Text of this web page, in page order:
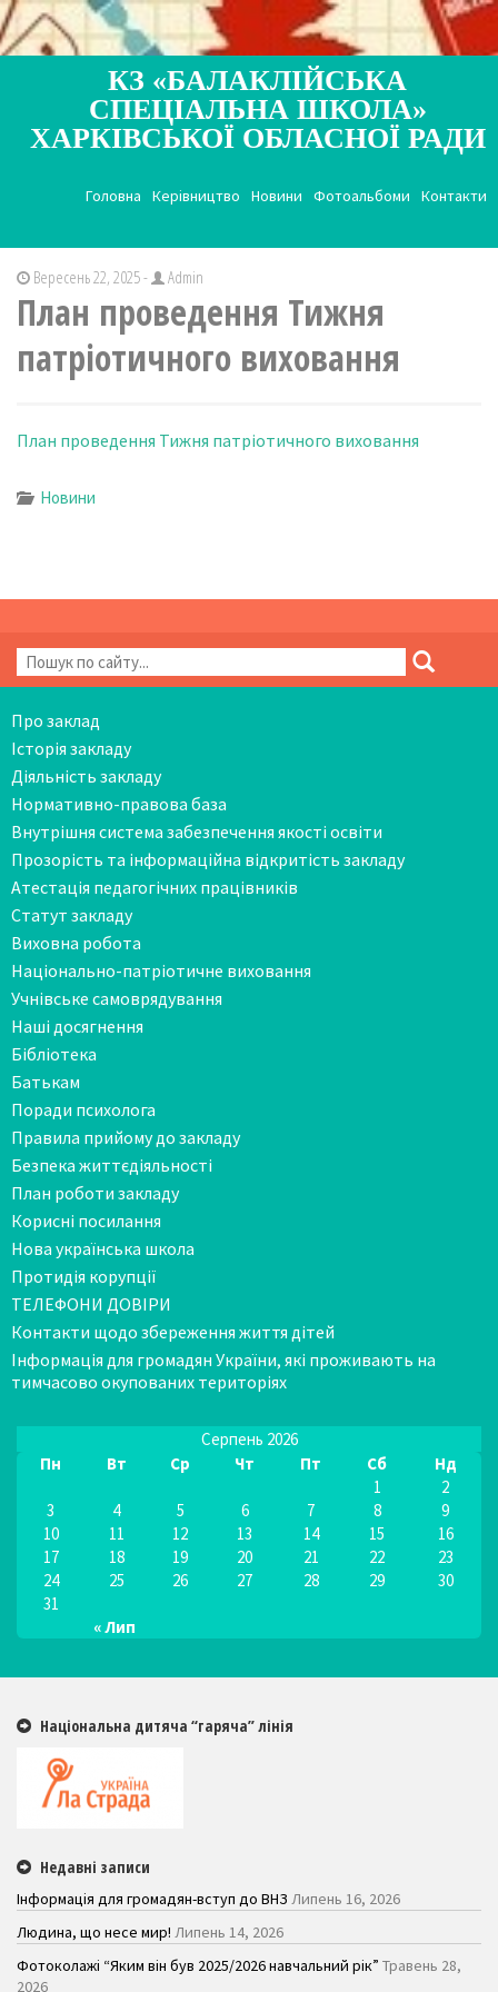
КЗ «БАЛАКЛІЙСЬКА
СПЕЦІАЛЬНА ШКОЛА»
ХАРКІВСЬКОЇ ОБЛАСНОЇ РАДИ
Головна Керівництво Новини Фотоальбоми Контакти
Вересень 22, 2025 - Admin
План проведення Тижня
патріотичного виховання
План проведення Тижня патріотичного виховання
Новини
Про заклад
Історія закладу
Діяльність закладу
Нормативно-правова база
Внутрішня система забезпечення якості освіти
Прозорість та інформаційна відкритість закладу
Атестація педагогічних працівників
Статут закладу
Виховна робота
Національно-патріотичне виховання
Учнівське самоврядування
Наші досягнення
Бібліотека
Батькам
Поради психолога
Правила прийому до закладу
Безпека життєдіяльності
План роботи закладу
Корисні посилання
Нова українська школа
Протидія корупції
ТЕЛЕФОНИ ДОВІРИ
Контакти щодо збереження життя дітей
Інформація для громадян України, які проживають на
тимчасово окупованих територіях
Серпень 2026
Пн
Вт Ср Чт Пт Сб Нд
« Лип
1
2
3
4 5 6 7 8
9
10
11 12 13 14 15
16
17
18 19 20 21 22
23
24
25 26 27 28 29
30
31
Національна дитяча “гаряча” лінія
Недавні записи
Інформація для громадян-вступ до ВНЗ Липень 16, 2026
Людина, що несе мир! Липень 14, 2026
Фотоколажі “Яким він був 2025/2026 навчальний рік” Травень 28,
2026